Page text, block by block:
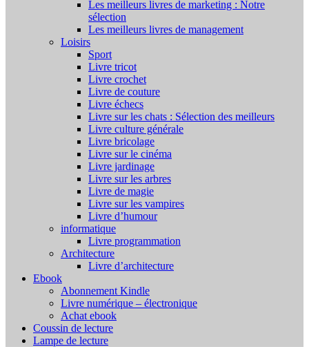
Les meilleurs livres de marketing : Notre
sélection
Les meilleurs livres de management
Loisirs
Sport
Livre tricot
Livre crochet
Livre de couture
Livre échecs
Livre sur les chats : Sélection des meilleurs
Livre culture générale
Livre bricolage
Livre sur le cinéma
Livre jardinage
Livre sur les arbres
Livre de magie
Livre sur les vampires
Livre d’humour
informatique
Livre programmation
Architecture
Livre d’architecture
Ebook
Abonnement Kindle
Livre numérique – électronique
Achat ebook
Coussin de lecture
Lampe de lecture